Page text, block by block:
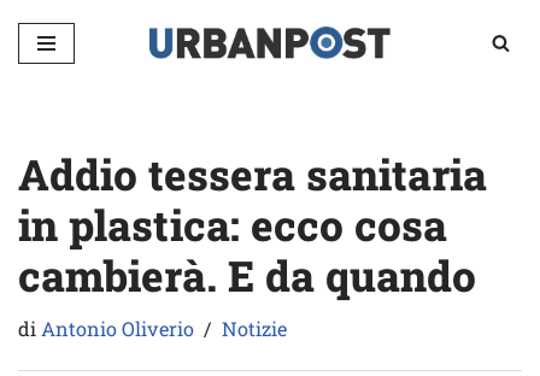
Vai
Addio tessera sanitaria
in plastica: ecco cosa
cambierà. E da quando
diAntonio Oliverio Notizie